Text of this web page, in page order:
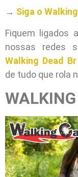
→ Siga o
Fiquem ligados
nossas redes
Walking Dead Br
de tudo que rola